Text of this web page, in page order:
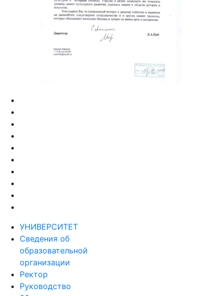
УНИВЕРСИТЕТ
Сведения об
образовательной
организации
Ректор
Руководство